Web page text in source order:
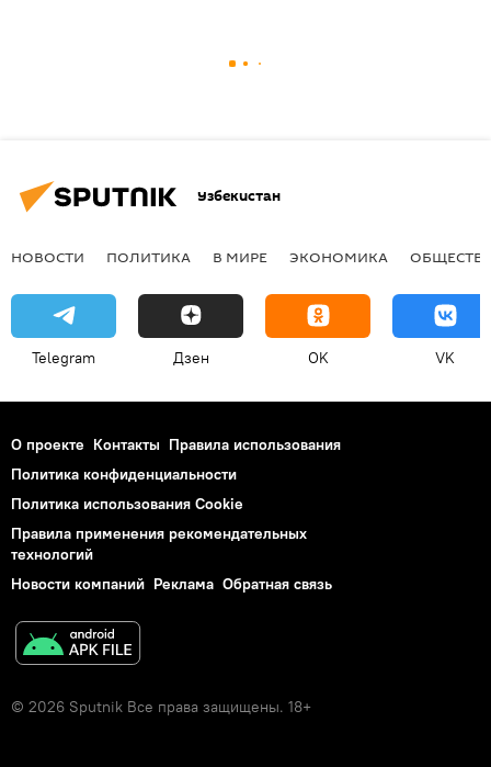
Узбекистан
НОВОСТИ ПОЛИТИКА В МИРЕ ЭКОНОМИКА
Telegram Дзен OK VK
О проекте Контакты Правила использования
Политика конфиденциальности
Политика использования Cookie
Правила применения рекомендательных
технологий
Новости компаний Реклама Обратная связь
© 2026 Sputnik Все права защищены. 18+